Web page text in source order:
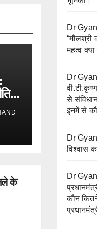
के
Dr
“मौलश्री
महत्व
Dr
से
इनमें से
Dr
विश्वास
Dr
कौन